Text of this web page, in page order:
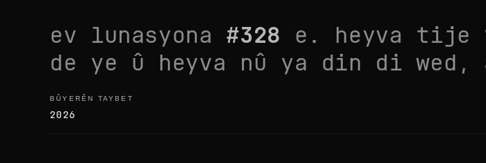
ev lunasyona #328 e. heyva tije
de ye û heyva nû ya din diwed,
bûyerên taybet
BÛYERÊN TAYBET
2026